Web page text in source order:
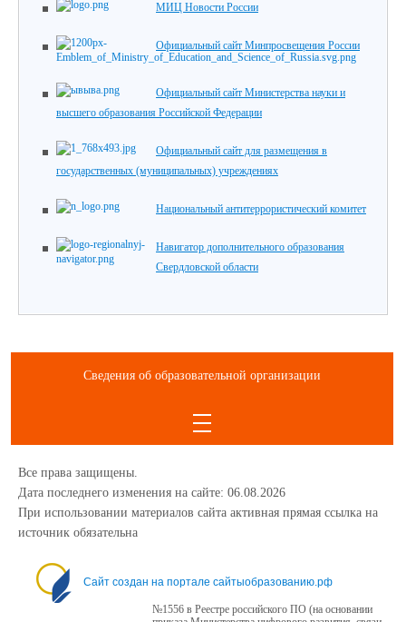
МИЦ Новости России
Официальный сайт Минпросвещения России
Официальный сайт Министерства науки и
высшего образования Российской Федерации
Официальный сайт для размещения в
государственных (муниципальных) учреждениях
Национальный антитеррористический комитет
Навигатор дополнительного образования
Свердловской области
Сведения об образовательной организации
Все права защищены.
Дата последнего изменения на сайте: 06.08.2026
При использовании материалов сайта активная прямая ссылка на
источник обязательна
Сайт создан на портале сайтыобразованию.рф
№1556 в Реестре российского ПО (на основании